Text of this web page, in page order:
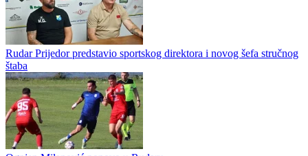
Poraz „rudara“ od Opatije
Prvoligaš Republike Srpske ekipa Rudar Prijedora nalazi se na
pripremama u Sloveniji. „Rudari“ sa Sane su u „deželi“ odigrali i
drugu prijateljsku utakmicu poslije remija protiv drugoligaša OFK...
“Rudari” odigrali neriješeno u Hambarinama